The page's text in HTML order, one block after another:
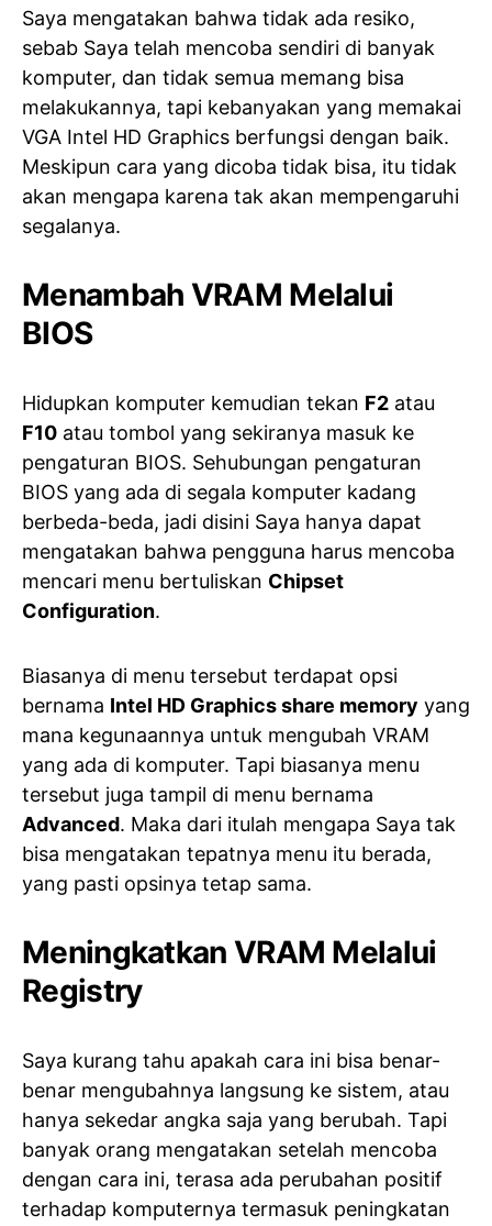
Saya mengatakan bahwa tidak ada resiko,
sebab Saya telah mencoba sendiri di banyak
komputer, dan tidak semua memang bisa
melakukannya, tapi kebanyakan yang memakai
VGA Intel HD Graphics berfungsi dengan baik.
Meskipun cara yang dicoba tidak bisa, itu tidak
akan mengapa karena tak akan mempengaruhi
segalanya.
Menambah VRAM Melalui
BIOS
Hidupkan komputer kemudian tekan F2 atau
F10 atau tombol yang sekiranya masuk ke
pengaturan BIOS. Sehubungan pengaturan
BIOS yang ada di segala komputer kadang
berbeda-beda, jadi disini Saya hanya dapat
mengatakan bahwa pengguna harus mencoba
mencari menu bertuliskan Chipset
Configuration.
Biasanya di menu tersebut terdapat opsi
bernama Intel HD Graphics share memory yang
mana kegunaannya untuk mengubah VRAM
yang ada di komputer. Tapi biasanya menu
tersebut juga tampil di menu bernama
Advanced. Maka dari itulah mengapa Saya tak
bisa mengatakan tepatnya menu itu berada,
yang pasti opsinya tetap sama.
Meningkatkan VRAM Melalui
Registry
Saya kurang tahu apakah cara ini bisa benar-
benar mengubahnya langsung ke sistem, atau
hanya sekedar angka saja yang berubah. Tapi
banyak orang mengatakan setelah mencoba
dengan cara ini, terasa ada perubahan positif
terhadap komputernya termasuk peningkatan